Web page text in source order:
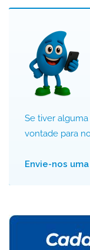
Se tiver
vontade para
Envie-nos